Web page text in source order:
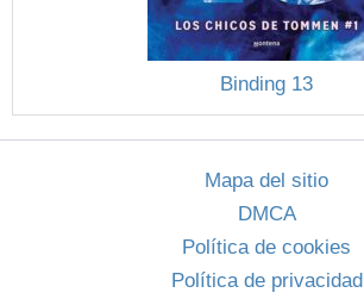
Binding 13
Mapa del sitio
DMCA
Política de cookies
Política de privacidad